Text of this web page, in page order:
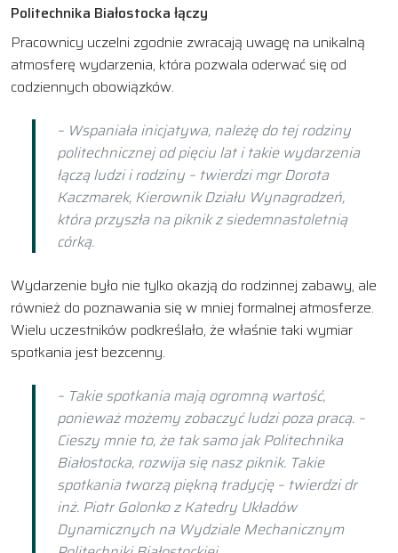
Politechnika Białostocka łączy
Pracownicy uczelni zgodnie zwracają uwagę na unikalną
atmosferę wydarzenia, która pozwala oderwać się od
codziennych obowiązków.
– Wspaniała inicjatywa, należę do tej rodziny
politechnicznej od pięciu lat i takie wydarzenia
łączą ludzi i rodziny – twierdzi mgr Dorota
Kaczmarek, Kierownik Działu Wynagrodzeń,
która przyszła na piknik z siedemnastoletnią
córką.
Wydarzenie było nie tylko okazją do rodzinnej zabawy, ale
również do poznawania się w mniej formalnej atmosferze.
Wielu uczestników podkreślało, że właśnie taki wymiar
spotkania jest bezcenny.
– Takie spotkania mają ogromną wartość,
ponieważ możemy zobaczyć ludzi poza pracą. –
Cieszy mnie to, że tak samo jak Politechnika
Białostocka, rozwija się nasz piknik. Takie
spotkania tworzą piękną tradycję – twierdzi dr
inż. Piotr Golonko z Katedry Układów
Dynamicznych na Wydziale Mechanicznym